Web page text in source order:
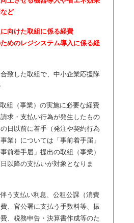
ど
向けた取組に係る経費
めのレジシステム導入に係る経
致した取組で、中小企業応援隊
組（事業）の実施に必要な経費
求・支払い行為が発生したもの
日以前に着手（発注や契約行為
業）については「事前着手届」
前着手届」提出の取組（事業）
以降の支払いが対象となりま
う支払い利息、公租公課（消費
、官公署に支払う手数料等、振
、税務申告・決算書作成等のた